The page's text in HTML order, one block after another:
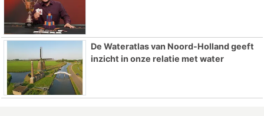
De Wateratlas van Noord-Holland geeft
inzicht in onze relatie met water